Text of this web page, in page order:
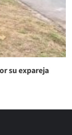
su expareja